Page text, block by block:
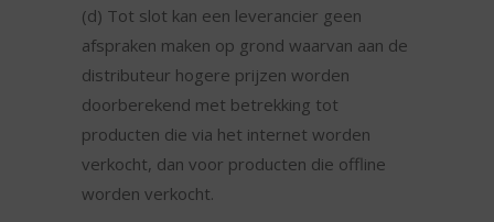
(d) Tot slot kan een leverancier geen
afspraken maken op grond waarvan aan de
distributeur hogere prijzen worden
doorberekend met betrekking tot
producten die via het internet worden
verkocht, dan voor producten die offline
worden verkocht.